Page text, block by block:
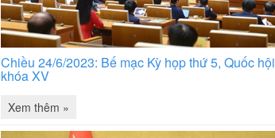
Chiều 24/6/2023: Bế mạc Kỳ họp thứ 5, Quốc hội
khóa XV
Xem thêm »